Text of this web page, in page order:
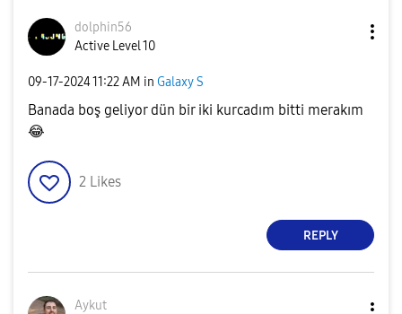
dolphin56
Active Level 10
‎09-17-202411:22 AM in Galaxy S
Banada boş geliyor dün bir iki kurcadım bitti merakım
😂
2 Likes
REPLY
Aykut